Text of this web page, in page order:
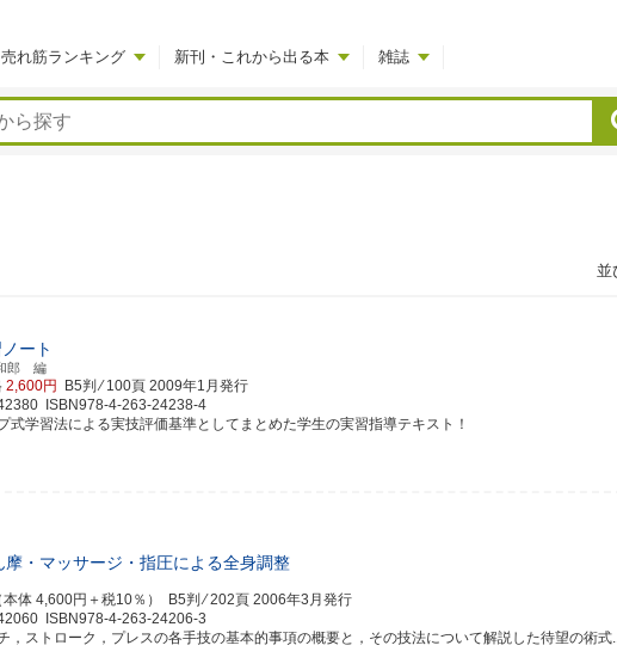
売れ筋ランキング 新刊・これから出る本 雑誌
並
ート
郎 編
2,600円 B5判 ⁄ 100頁 2009年1月発行
ISBN978-4-263-24238-4
式学習法による実技評価基準としてまとめた学生の実習指導テキスト！
摩・マッサージ・指圧による全身調整
本体 4,600円＋税10％） B5判 ⁄ 202頁 2006年3月発行
ISBN978-4-263-24206-3
，ストローク，プレスの各手技の基本的事項の概要と，その技法について解説した待望の術式